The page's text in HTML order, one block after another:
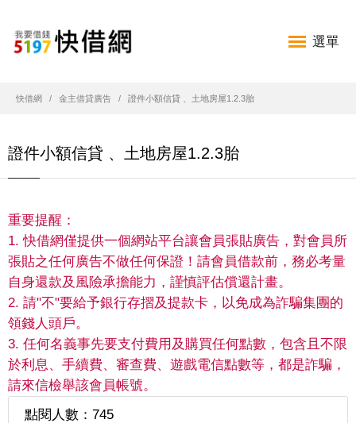
選單
快借網 金主借貸廣告 證件小額信貸 、土地房屋1.2.3胎
證件小額信貸 、土地房屋1.2.3胎
重要提醒：
1. 快借網僅提供一個網站平台讓會員張貼廣告，對會員所
張貼之任何廣告不做任何保證！請會員借款前，務必考量
自身還款及風險承擔能力，謹慎評估償還計畫。
2. 請"不"要給予銀行存摺及提款卡，以免成為詐騙集團的
領錢人頭戶。
3. 任何名義事先要支付費用及購買任何點數，包含且不限
於利息、手續費、審查費、遊戲電信點數等，都是詐騙，
請來信檢舉該會員帳號。
點閱人數：745